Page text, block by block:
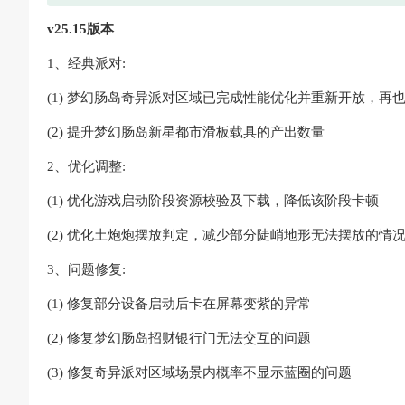
v25.15版本
1、经典派对:
(1) 梦幻肠岛奇异派对区域已完成性能优化并重新开放，再
(2) 提升梦幻肠岛新星都市滑板载具的产出数量
2、优化调整:
(1) 优化游戏启动阶段资源校验及下载，降低该阶段卡顿
(2) 优化土炮炮摆放判定，减少部分陡峭地形无法摆放的情况
3、问题修复:
(1) 修复部分设备启动后卡在屏幕变紫的异常
(2) 修复梦幻肠岛招财银行门无法交互的问题
(3) 修复奇异派对区域场景内概率不显示蓝圈的问题